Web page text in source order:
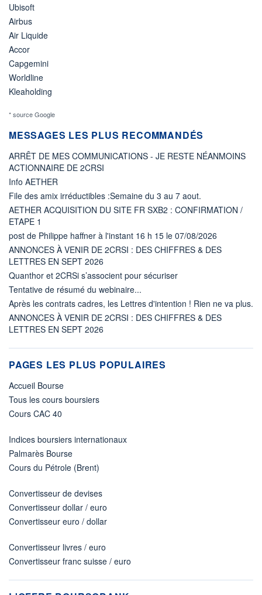
Ubisoft
Airbus
Air Liquide
Accor
Capgemini
Worldline
Kleaholding
* source Google
MESSAGES LES PLUS RECOMMANDÉS
ARRÊT DE MES COMMUNICATIONS - JE RESTE NÉANMOINS
ACTIONNAIRE DE 2CRSI
Info AETHER
File des amix irréductibles :Semaine du 3 au 7 aout.
AETHER ACQUISITION DU SITE FR SXB2 : CONFIRMATION /
ETAPE 1
post de Philippe haffner à l'instant 16 h 15 le 07/08/2026
ANNONCES À VENIR DE 2CRSI : DES CHIFFRES & DES
LETTRES EN SEPT 2026
Quanthor et 2CRSi s’associent pour sécuriser
Tentative de résumé du webinaire...
Après les contrats cadres, les Lettres d'intention ! Rien ne va plus.
ANNONCES À VENIR DE 2CRSI : DES CHIFFRES & DES
LETTRES EN SEPT 2026
PAGES LES PLUS POPULAIRES
Accueil Bourse
Tous les cours boursiers
Cours CAC 40
Indices boursiers internationaux
Palmarès Bourse
Cours du Pétrole (Brent)
Convertisseur de devises
Convertisseur dollar / euro
Convertisseur euro / dollar
Convertisseur livres / euro
Convertisseur franc suisse / euro